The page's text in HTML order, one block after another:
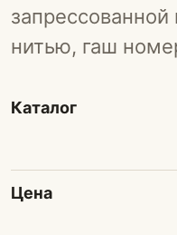
нитью, гаш
Каталог
Цена